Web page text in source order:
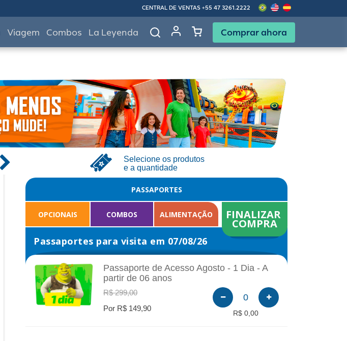
CENTRAL DE VENTAS +55 47 3261.2222
Viagem Combos La Leyenda Comprar ahora
Selecione os produtos
e a quantidade
PASSAPORTES
OPCIONAIS COMBOS ALIMENTAÇÃO FINALIZAR
COMPRA
Passaportes para visita em 07/08/26
INFO
Passaporte de Acesso Agosto - 1 Dia - A
partir de 06 anos
R$ 299,00
Por R$ 149,90
0
R$ 0,00